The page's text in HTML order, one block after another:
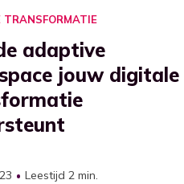
TRANSFORMATIE
adaptive
jouw digitale
Leestijd 2 min.